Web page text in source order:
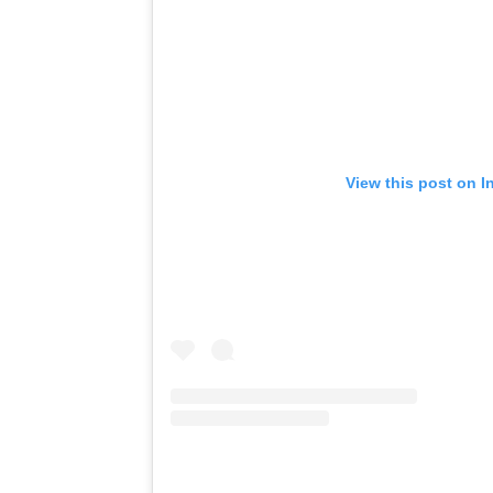
View this post on